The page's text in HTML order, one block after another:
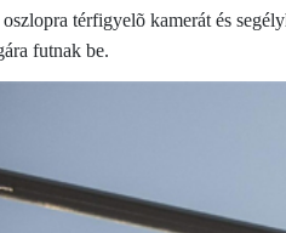
térfigyelõ kamerát és
futnak be.